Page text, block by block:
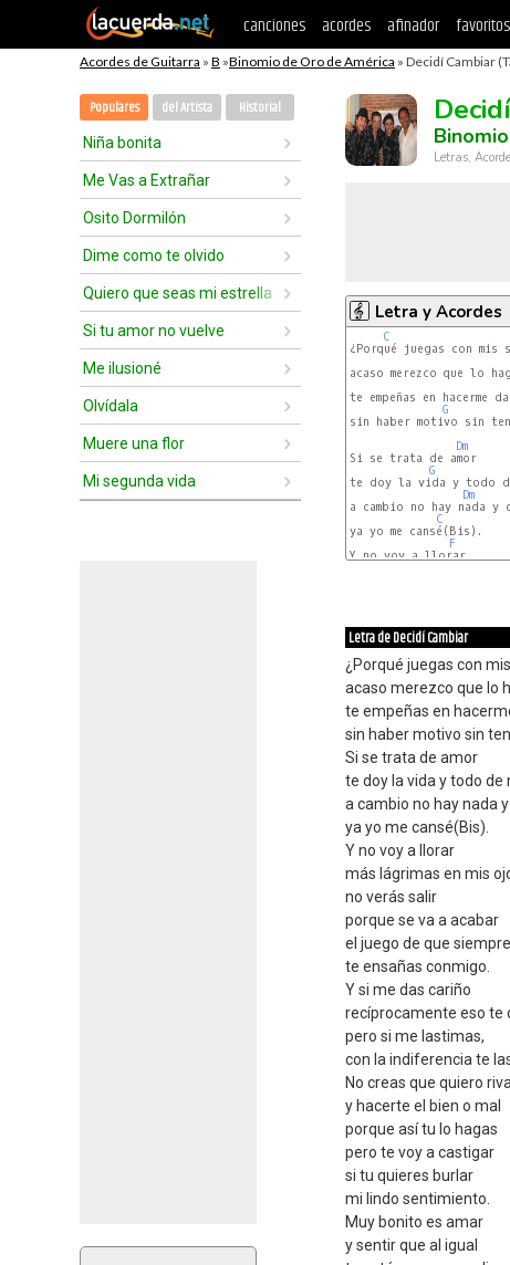
canciones acordes afinador favoritos
Acordes de Guitarra » B »Binomio de Oro de América » Decidí Cambiar
Populares del Artista Historial
Niña bonita
Me Vas a Extrañar
Osito Dormilón
Dime como te olvido
Quiero que seas mi estrella
Si tu amor no vuelve
Me ilusioné
Olvídala
Muere una flor
Mi segunda vida
Letras,
Letra y Acordes
C
¿Porqué juegas con mis
acaso merezco que lo
te empeñas en hacerme
G
sin haber motivo sin
Dm
Si se trata de amor
G
te doy la vida y todo
Dm
a cambio no hay nada y
C
ya yo me cansé(Bis).
F
Y no voy a llorar
Letra de Decidí Cambiar
¿Porqué juegas con
acaso merezco que lo
te empeñas en
sin haber motivo sin
Si se trata de amor
te doy la vida y todo de
a cambio no hay nada
ya yo me cansé(Bis).
Y no voy a llorar
más lágrimas en mis
no verás salir
porque se va a acabar
el juego de que siempre
te ensañas conmigo.
Y si me das cariño
recíprocamente eso te
pero si me lastimas,
con la indiferencia te
No creas que quiero
y hacerte el bien o mal
porque así tu lo hagas
pero te voy a castigar
si tu quieres burlar
mi lindo sentimiento.
Muy bonito es amar
y sentir que al igual